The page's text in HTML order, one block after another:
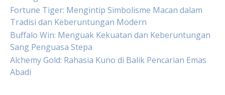
Fortune Tiger: Mengintip Simbolisme Macan dalam
Tradisi dan Keberuntungan Modern
Buffalo Win: Menguak Kekuatan dan Keberuntungan
Sang Penguasa Stepa
Alchemy Gold: Rahasia Kuno di Balik Pencarian Emas
Abadi